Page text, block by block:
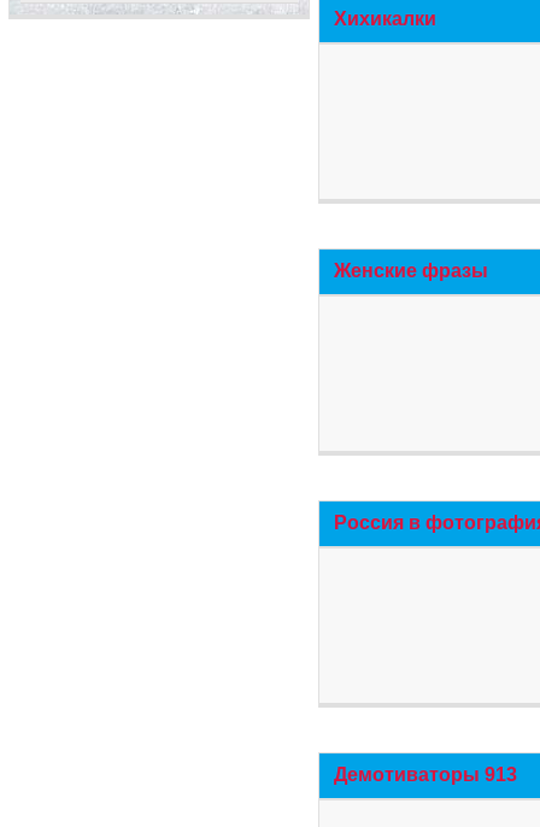
Хихикалки
Женские фразы
Россия в
Демотиваторы 913